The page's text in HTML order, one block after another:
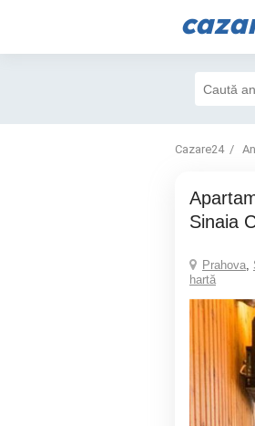
Cazare24
Apartament 2 Dormitoare Regim Hotelier
Sinaia
Prahova,
hartă